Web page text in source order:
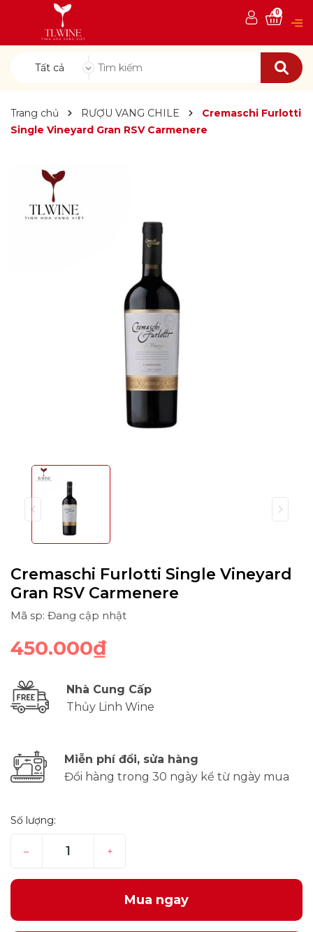
Tất cả
0
Trang chủ RƯỢU VANG CHILE
Cremaschi Furlotti
Single Vineyard Gran RSV Carmenere
Cremaschi Furlotti Single Vineyard
Gran RSV Carmenere
Mã sp: Đang cập nhật
450.000₫
Nhà Cung Cấp
Thủy Linh Wine
Miễn phí đổi, sửa hàng
Đổi hàng trong 30 ngày kể từ ngày mua
Số lượng:
– +
Mua ngay